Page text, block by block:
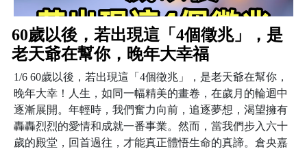
60歲以後，若出現這「4個徵兆」，是
老天爺在幫你，晚年大幸福
1/6 60歲以後，若出現這「4個徵兆」，是老天爺在幫你，
晚年大幸！人生，如同一幅精美的畫卷，在歲月的輪迴中
逐漸展開。年輕時，我們奮力向前，追逐夢想，渴望擁有
轟轟烈烈的愛情和成就一番事業。然而，當我們步入六十
歲的殿堂，回首過往，才能真正體悟生命的真諦。倉央嘉